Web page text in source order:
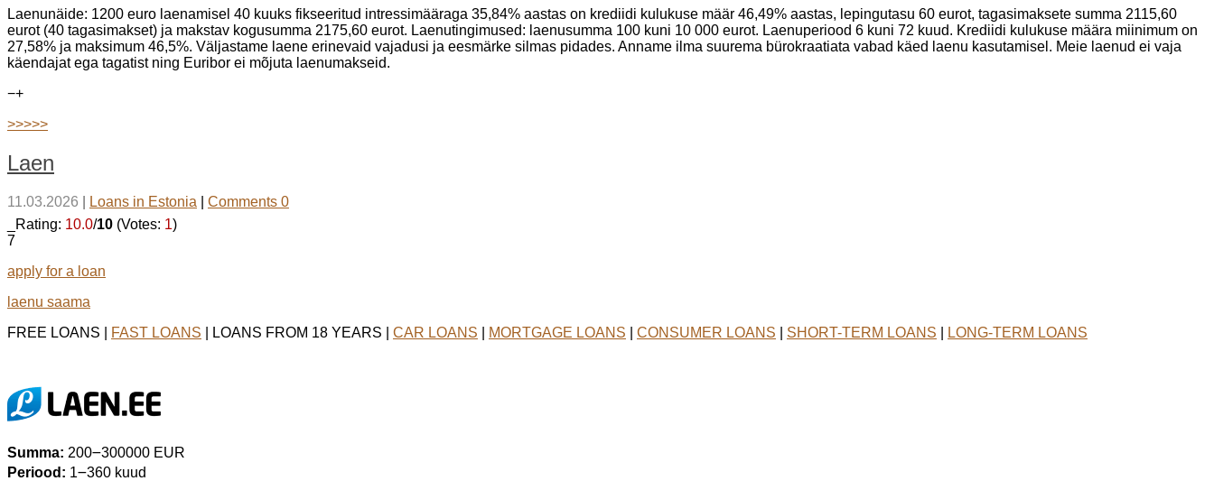
Laenunäide: 1200 euro laenamisel 40 kuuks fikseeritud intressimääraga 35,84% aastas on krediidi kulukuse määr 46,49% aastas, lepingutasu 60 eurot, tagasimaksete summa 2115,60
eurot (40 tagasimakset) ja makstav kogusumma 2175,60 eurot. Laenutingimused: laenusumma 100 kuni 10 000 eurot. Laenuperiood 6 kuni 72 kuud. Krediidi kulukuse määra miinimum on
27,58% ja maksimum 46,5%. Väljastame laene erinevaid vajadusi ja eesmärke silmas pidades. Anname ilma suurema bürokraatiata vabad käed laenu kasutamisel. Meie laenud ei vaja
käendajat ega tagatist ning Euribor ei mõjuta laenumakseid.
−+
>>>>>
Laen
11.03.2026 Loans in Estonia
Comments 0
_Rating: 10.0/10 (Votes: 1)
7
apply for a loan
laenu saama
FREE LOANS |
FAST LOANS | LOANS FROM 18 YEARS | CAR LOANS MORTGAGE LOANS CONSUMER LOANS SHORT-TERM LOANS LONG-TERM LOANS
Summa: 200౼300000 EUR
Periood: 1౼360 kuud